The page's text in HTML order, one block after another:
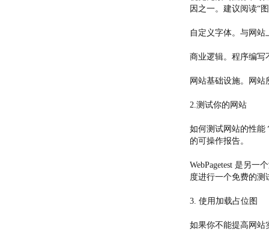
因之一。建议阅读“
自定义字体。与网
商业逻辑。程序编写
网站基础设施。网
2.测试你的网站
如何测试网站的性能
的可操作报告。
WebPagetest 是另
度进行一个免费的测
3. 使用加载占位图
如果你不能提高网站